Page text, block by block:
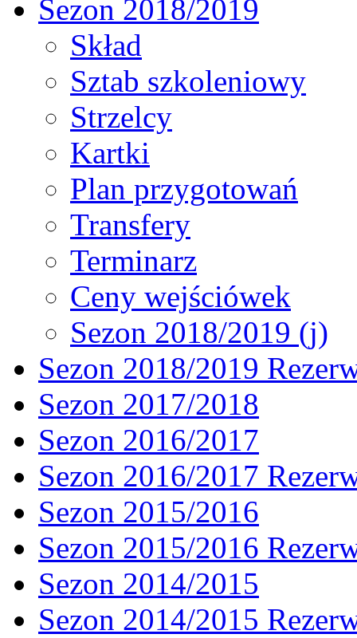
Sezon 2018/2019
Skład
Sztab szkoleniowy
Strzelcy
Kartki
Plan przygotowań
Transfery
Terminarz
Ceny wejściówek
Sezon 2018/2019 (j)
Sezon 2018/2019
Sezon 2017/2018
Sezon 2016/2017
Sezon 2016/2017
Sezon 2015/2016
Sezon 2015/2016
Sezon 2014/2015
Sezon 2014/2015